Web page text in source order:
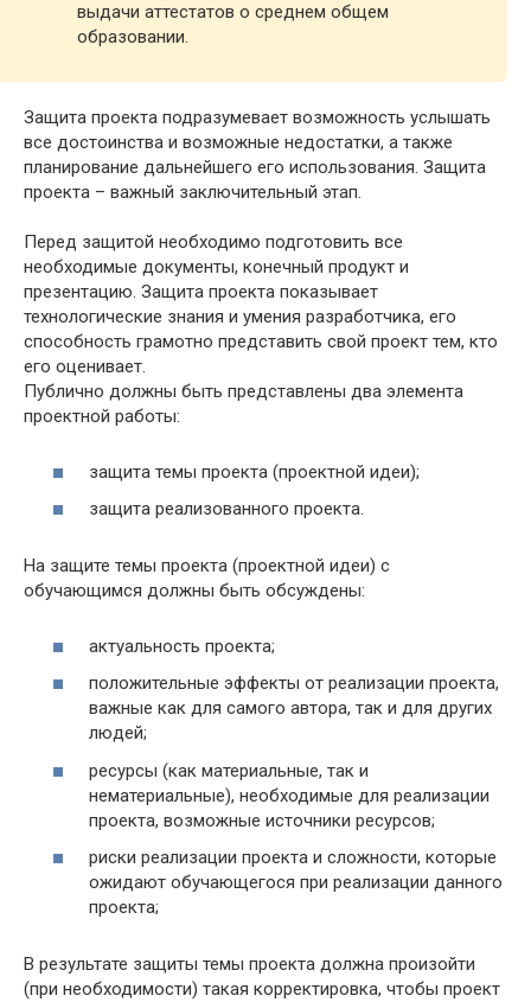
выдачи аттестатов о среднем общем
образовании.
Защита проекта подразумевает возможность услышать
все достоинства и возможные недостатки, а также
планирование дальнейшего его использования. Защита
проекта – важный заключительный этап.
Перед защитой необходимо подготовить все
необходимые документы, конечный продукт и
презентацию. Защита проекта показывает
технологические знания и умения разработчика, его
способность грамотно представить свой проект тем, кто
его оценивает.
Публично должны быть представлены два элемента
проектной работы:
защита темы проекта (проектной идеи);
защита реализованного проекта.
На защите темы проекта (проектной идеи) с
обучающимся должны быть обсуждены:
актуальность проекта;
положительные эффекты от реализации проекта,
важные как для самого автора, так и для других
людей;
ресурсы (как материальные, так и
нематериальные), необходимые для реализации
проекта, возможные источники ресурсов;
риски реализации проекта и сложности, которые
ожидают обучающегося при реализации данного
проекта;
В результате защиты темы проекта должна произойти
(при необходимости) такая корректировка, чтобы проект